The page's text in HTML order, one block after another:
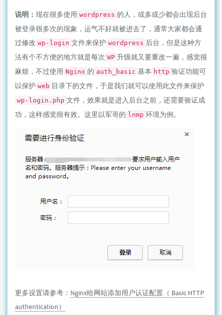
说明： 现在很多使用 wordpress 的人，或多或少都会出现后台
被登录很多次的现象，运气不好就被进去了，通常大家都会通
过修改 wp-login 文件来保护 wordpress 后台，但是这种方
法有个不方便的地方就是每次 WP 升级就又要重改一遍，感觉很
麻烦，不过使用 Nginx 的 auth_basic 基本 http 验证功能可
以保护 web 目录下的文件，于是我们就可以使用此文件来保护
wp-login.php 文件，效果就是进入后台之前，还需要验证成
功，这样感觉很有效。这里以军哥的 lnmp 环境为例。
更多设置请参考： Nginx给网站添加用户认证配置（ Basic HTTP
authentication）